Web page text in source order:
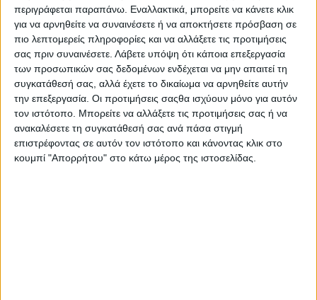
περιγράφεται παραπάνω. Εναλλακτικά, μπορείτε να κάνετε κλικ
για να αρνηθείτε να συναινέσετε ή να αποκτήσετε πρόσβαση σε
πιο λεπτομερείς πληροφορίες και να αλλάξετε τις προτιμήσεις
σας πριν συναινέσετε. Λάβετε υπόψη ότι κάποια επεξεργασία
των προσωπικών σας δεδομένων ενδέχεται να μην απαιτεί τη
συγκατάθεσή σας, αλλά έχετε το δικαίωμα να αρνηθείτε αυτήν
την επεξεργασία. Οι προτιμήσεις σαςθα ισχύουν μόνο για αυτόν
τον ιστότοπο. Μπορείτε να αλλάξετε τις προτιμήσεις σας ή να
ανακαλέσετε τη συγκατάθεσή σας ανά πάσα στιγμή
επιστρέφοντας σε αυτόν τον ιστότοπο και κάνοντας κλικ στο
κουμπί "Απορρήτου" στο κάτω μέρος της ιστοσελίδας.
Το Φεστιβάλ
Διοργανωτής
ΑΘΗΝΑ
ΘΕΣΣΑΛΟΝΙΚΗ
E-shop
Προηγούμενες Εκδηλώσεις
Athens #JobFestival 2026
Thessaloniki #JobFestival 2025